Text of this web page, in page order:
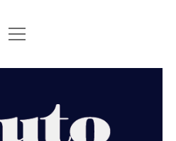
TOP PAGE
について
open
menu